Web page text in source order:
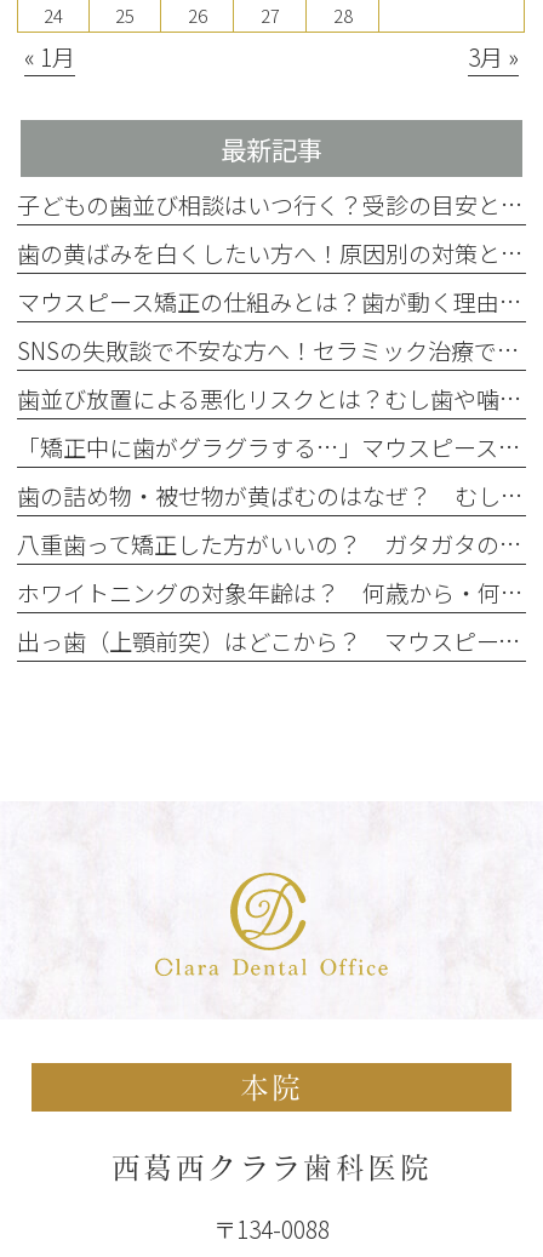
24 25 26 27 28
« 1月 3月 »
最新記事
子どもの歯並び相談はいつ行く？受診の目安とチェック項目を解説
歯の黄ばみを白くしたい方へ！原因別の対策と4つの方法を歯科医師が解説
マウスピース矯正の仕組みとは？歯が動く理由をわかりやすく解説
SNSの失敗談で不安な方へ！セラミック治療で後悔しない事前確認
歯並び放置による悪化リスクとは？むし歯や噛み合わせへの影響を解説
「矯正中に歯がグラグラする…」マウスピース矯正中のぐらつきの原因と注意点
歯の詰め物・被せ物が黄ばむのはなぜ？ むし歯治療後に起こる経年劣化
八重歯って矯正した方がいいの？ ガタガタの歯並びはマウスピース矯正で治せる？
ホワイトニングの対象年齢は？ 何歳から・何歳でもできるの？
出っ歯（上顎前突）はどこから？ マウスピース矯正で治せる出っ歯とは？
本院
西葛西クララ歯科医院
〒134-0088